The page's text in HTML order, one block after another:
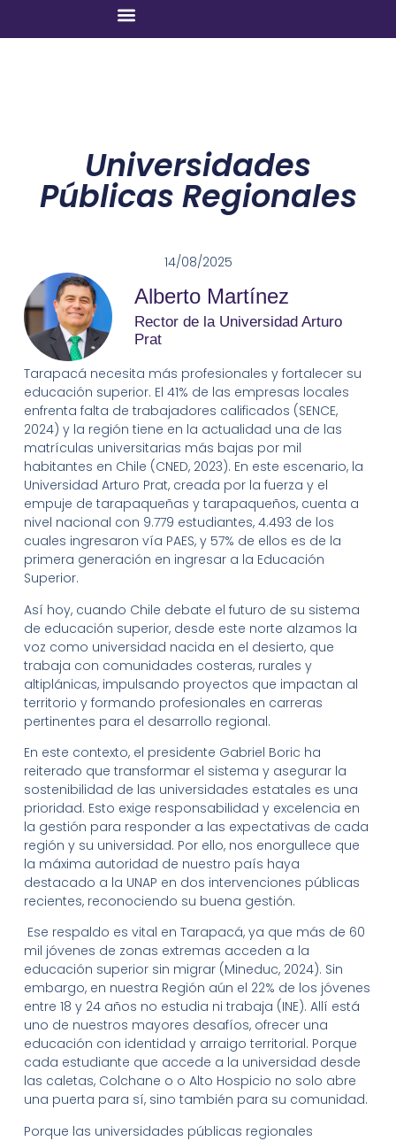
Universidades
Públicas Regionales
14/08/2025
Alberto Martínez
Rector de la Universidad Arturo
Prat
Tarapacá necesita más profesionales y fortalecer su
educación superior. El 41% de las empresas locales
enfrenta falta de trabajadores calificados (SENCE,
2024) y la región tiene en la actualidad una de las
matrículas universitarias más bajas por mil
habitantes en Chile (CNED, 2023). En este escenario, la
Universidad Arturo Prat, creada por la fuerza y el
empuje de tarapaqueñas y tarapaqueños, cuenta a
nivel nacional con 9.779 estudiantes, 4.493 de los
cuales ingresaron vía PAES, y 57% de ellos es de la
primera generación en ingresar a la Educación
Superior.
Así hoy, cuando Chile debate el futuro de su sistema
de educación superior, desde este norte alzamos la
voz como universidad nacida en el desierto, que
trabaja con comunidades costeras, rurales y
altiplánicas, impulsando proyectos que impactan al
territorio y formando profesionales en carreras
pertinentes para el desarrollo regional.
En este contexto, el presidente Gabriel Boric ha
reiterado que transformar el sistema y asegurar la
sostenibilidad de las universidades estatales es una
prioridad. Esto exige responsabilidad y excelencia en
la gestión para responder a las expectativas de cada
región y su universidad. Por ello, nos enorgullece que
la máxima autoridad de nuestro país haya
destacado a la UNAP en dos intervenciones públicas
recientes, reconociendo su buena gestión.
Ese respaldo es vital en Tarapacá, ya que más de 60
mil jóvenes de zonas extremas acceden a la
educación superior sin migrar (Mineduc, 2024). Sin
embargo, en nuestra Región aún el 22% de los jóvenes
entre 18 y 24 años no estudia ni trabaja (INE). Allí está
uno de nuestros mayores desafíos, ofrecer una
educación con identidad y arraigo territorial. Porque
cada estudiante que accede a la universidad desde
las caletas, Colchane o o Alto Hospicio no solo abre
una puerta para sí, sino también para su comunidad.
Porque las universidades públicas regionales